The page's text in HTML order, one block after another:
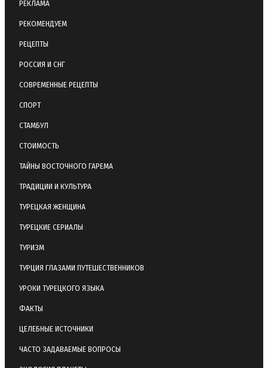
РЕКЛАМА
РЕКОМЕНДУЕМ
РЕЦЕПТЫ
РОССИЯ И СНГ
СОВРЕМЕННЫЕ РЕЦЕПТЫ
СПОРТ
СТАМБУЛ
СТОИМОСТЬ
ТАЙНЫ ВОСТОЧНОГО ГАРЕМА
ТРАДИЦИИ И КУЛЬТУРА
ТУРЕЦКАЯ ЖЕНЩИНА
ТУРЕЦКИЕ СЕРИАЛЫ
ТУРИЗМ
ТУРЦИЯ ГЛАЗАМИ ПУТЕШЕСТВЕННИКОВ
УРОКИ ТУРЕЦКОГО ЯЗЫКА
ФАКТЫ
ЦЕЛЕБНЫЕ ИСТОЧНИКИ
ЧАСТО ЗАДАВАЕМЫЕ ВОПРОСЫ